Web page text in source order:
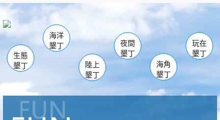
南仁湖
海生館
恆春 佳樂水
龍鑾潭自然中心 森林遊樂區
瓊麻館
關山 墾管處遊客中心
社頂公園 風吹沙
船帆石
白砂 龍磐公園
香蕉灣
砂島
鵝鑾鼻
生態
墾丁
海洋
墾丁
陸上
墾丁
夜間
墾丁
海角
墾丁
玩在
墾丁